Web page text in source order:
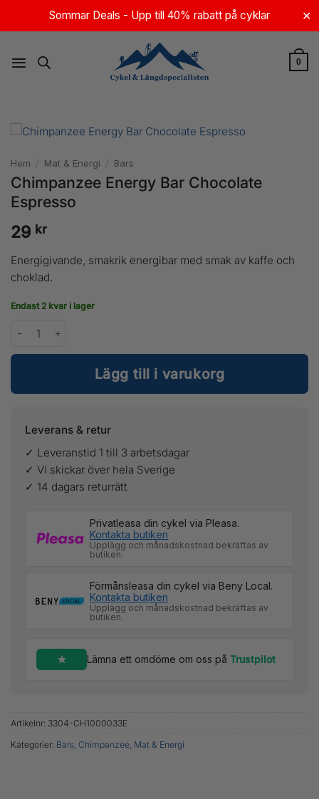
Sommar Deals - Upp till 40% rabatt på cyklar ✕
0
Hem / Mat & Energi / Bars
Chimpanzee Energy Bar Chocolate
Espresso
29 kr
Energigivande, smakrik energibar med smak av kaffe och
choklad.
Endast 2 kvar i lager
Lägg till i varukorg
Leverans & retur
✓ Leveranstid 1 till 3 arbetsdagar
✓ Vi skickar över hela Sverige
✓ 14 dagars returrätt
Privatleasa din cykel via Pleasa.
Kontakta butiken
Upplägg och månadskostnad bekräftas av
butiken.
Förmånsleasa din cykel via Beny Local.
Kontakta butiken
Upplägg och månadskostnad bekräftas av
butiken.
Lämna ett omdöme om oss på Trustpilot
Artikelnr: 3304-CH1000033E
Kategorier: Bars, Chimpanzee, Mat & Energi